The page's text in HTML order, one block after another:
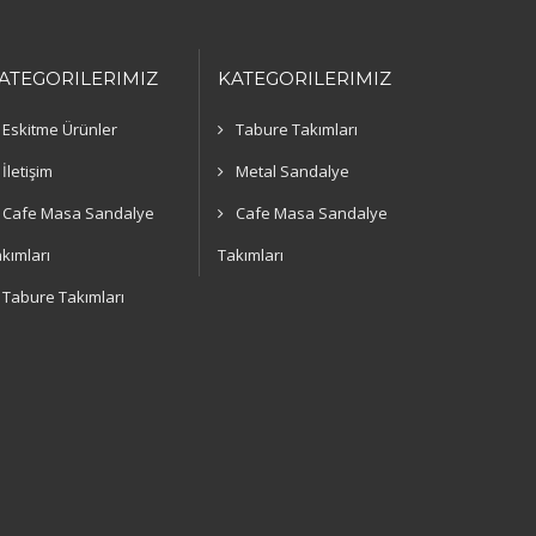
Eskitme Ürünler
İletişim
Cafe Masa Sandalye
Tabure Takımları
KATEGORILERIMIZ
Tabure Takımları
Metal Sandalye
Cafe Masa Sandalye
Takımları